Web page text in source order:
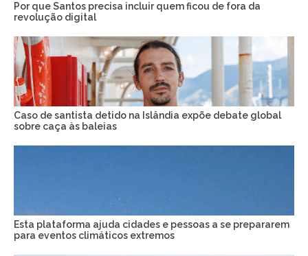
Por que Santos precisa incluir quem ficou de fora da
revolução digital
Caso de santista detido na Islândia expõe debate global
sobre caça às baleias
Esta plataforma ajuda cidades e pessoas a se prepararem
para eventos climáticos extremos